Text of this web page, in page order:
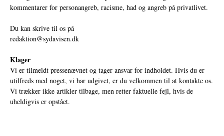
kommentarer for personangreb, racisme, had og angreb på privatlivet.
Du kan skrive til os på
redaktion@sydavisen.dk
Klager
Vi er tilmeldt pressenævnet og tager ansvar for indholdet. Hvis du er
utilfreds med noget, vi har udgivet, er du velkommen til at kontakte os.
Vi trækker ikke artikler tilbage, men retter faktuelle fejl, hvis de
uheldigvis er opstået.